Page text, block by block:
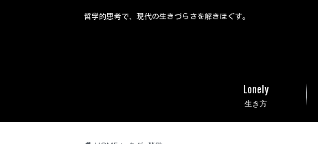
哲学的思考で、現代の生きづらさを解きほぐす。
生き方
Lonely